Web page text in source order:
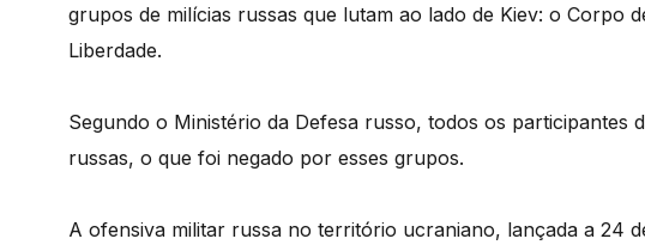
grupos de milícias russas que lutam ao lado de Kiev: o Corpo
Liberdade.
Segundo o Ministério da Defesa russo, todos os
russas, o que foi negado por esses grupos.
A ofensiva militar russa no território ucraniano, lançada a 24